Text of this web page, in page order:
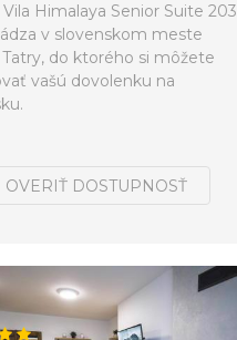
Vila Himalaya Senior Suite 203
v slovenskom meste
do ktorého si môžete
vašú dovolenku na
OVERIŤ DOSTUPNOSŤ